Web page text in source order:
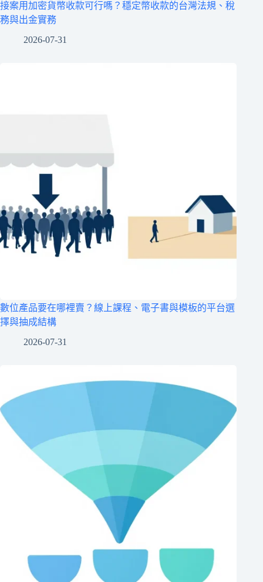
接案用加密貨幣收款可行嗎？穩定幣收款的台灣法規、稅
務與出金實務
2026-07-31
數位產品要在哪裡賣？線上課程、電子書與模板的平台選
擇與抽成結構
2026-07-31